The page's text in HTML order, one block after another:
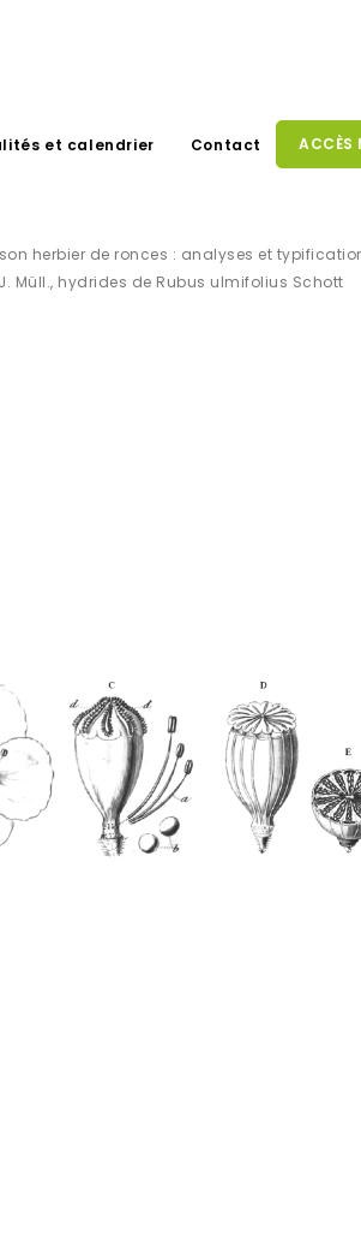
et calendrier Contact ACCÈS
herbier de ronces : analyses et
Müll., hydrides de Rubus ulmifolius Schott